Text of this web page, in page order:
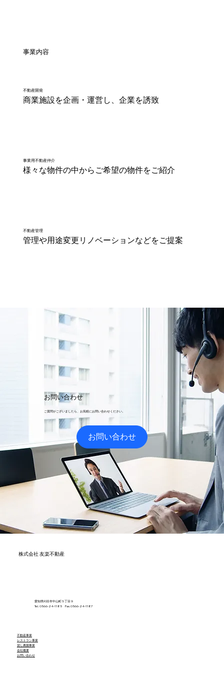
事業内容
不動産開発
商業施設を企画・運営し、企業を誘致
事業用不動産仲介
様々な物件の中からご希望の物件をご紹介
不動産管理
管理や用途変更リノベーションなどをご提案
お問い合わせ
ご質問がございましたら、お気軽にお問い合わせください。​
お問い合わせ
株式会社 友楽不動産
​愛知県刈谷市中山町５丁目９
Tel. 0566-24-1185 Fax.0566-24-1187
不動産事業
レストラン事業
貸し農園事業
会社概要
お問い合わせ